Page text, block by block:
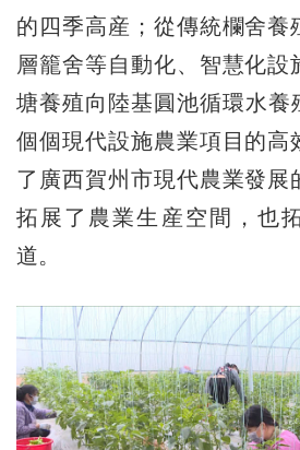
的四季高産；從傳統欄舍養
層籠舍等自動化、智慧化設
塘養殖向陸基圓池循環水
個個現代設施農業項目的高
了廣西賀州市現代農業發展
拓展了農業生産空間，也
道。